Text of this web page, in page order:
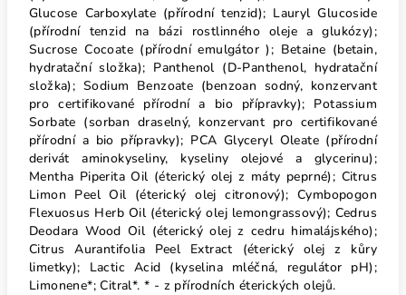
Glucose Carboxylate (přírodní tenzid); Lauryl Glucoside
(přírodní tenzid na bázi rostlinného oleje a glukózy);
Sucrose Cocoate (přírodní emulgátor ); Betaine (betain,
hydratační složka); Panthenol (D-Panthenol, hydratační
složka); Sodium Benzoate (benzoan sodný, konzervant
pro certifikované přírodní a bio přípravky); Potassium
Sorbate (sorban draselný, konzervant pro certifikované
přírodní a bio přípravky); PCA Glyceryl Oleate (přírodní
derivát aminokyseliny, kyseliny olejové a glycerinu);
Mentha Piperita Oil (éterický olej z máty peprné); Citrus
Limon Peel Oil (éterický olej citronový); Cymbopogon
Flexuosus Herb Oil (éterický olej lemongrassový); Cedrus
Deodara Wood Oil (éterický olej z cedru himalájského);
Citrus Aurantifolia Peel Extract (éterický olej z kůry
limetky); Lactic Acid (kyselina mléčná, regulátor pH);
Limonene*; Citral*. * - z přírodních éterických olejů.